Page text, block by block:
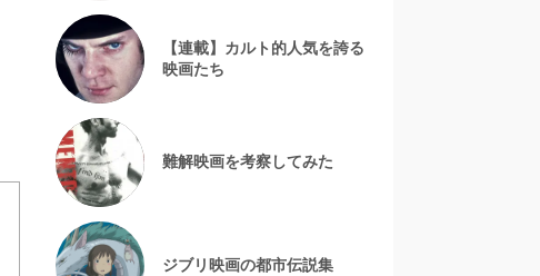
【連載】カルト的人気を誇る
映画たち
難解映画を考察してみた
ジブリ映画の都市伝説集